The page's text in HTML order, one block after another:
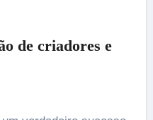
de criadores e